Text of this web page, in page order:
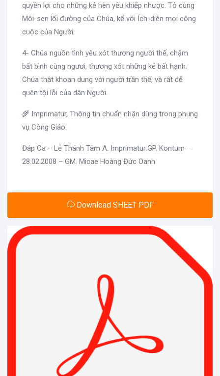
quyền lợi cho những kẻ hèn yếu khiếp nhược. Tỏ cùng
Môi-sen lối đường của Chúa, kể với Ích-diên mọi công
cuộc của Người.
4- Chúa nguồn tình yêu xót thương người thế, chậm
bất bình cùng ngươi, thương xót những kẻ bất hạnh.
Chúa thật khoan dung với người trần thế, và rất dễ
quên tội lỗi của dân Người.
🌾 Imprimatur, Thông tin chuẩn nhận dùng trong phụng
vụ Công Giáo:
Đáp Ca – Lễ Thánh Tâm A. Imprimatur:GP. Kontum –
28.02.2008 – GM. Micae Hoàng Đức Oanh
Download SHEET PDF